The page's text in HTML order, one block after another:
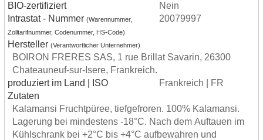
BIO-zertifiziert
Nein
Intrastat - Nummer (Warennummer,
Zolltarifnummer, Codenummer, HS-Code)
20079997
Hersteller (Verantwortlicher Unternehmer)
BOIRON FRERES SAS, 1 rue Brillat Savarin, 26300
Chateauneuf-sur-Isere, Frankreich.
produziert im Land | ISO
Frankreich | FR
Zutaten
Kalamansi Fruchtpüree, tiefgefroren. 100% Kalamansi.
Lagerung bei mindestens -18°C. Nach dem Auftauen im
Kühlschrank bei +2°C bis +4°C aufbewahren und